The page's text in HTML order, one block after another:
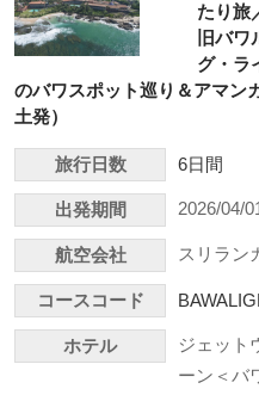
たり旅
旧バ
グ・ラ
のバワスポット巡り＆アマン
土発）
旅行日数 6日間
出発期間 2026/04/
航空会社 スリラン
コースコード
ホテル
ジェット
ーン＜バ